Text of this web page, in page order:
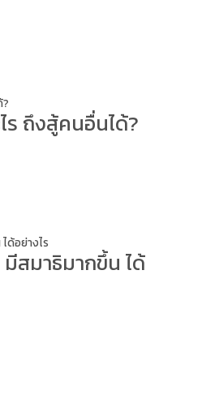
ร ถึงสู้คนอื่นได้?
ด้อย่างไร
สมาธิมากขึ้น ได้